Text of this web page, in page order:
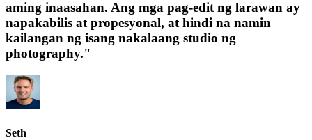
aming inaasahan. Ang mga pag-edit ng larawan ay
napakabilis at propesyonal, at hindi na namin
kailangan ng isang nakalaang studio ng
photography."
Seth